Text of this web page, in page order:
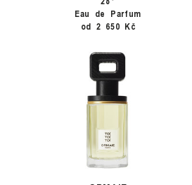
Eau de Parfum
od 2 650 Kč